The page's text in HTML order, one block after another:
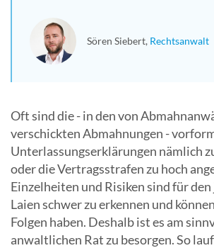
Sören Siebert Rechtsanwalt
Oft sind die - in den von
verschickten Abmahnungen -
Unterlassungserklärungen nämlich
oder die Vertragsstrafen zu hoch
Einzelheiten und Risiken sind für
Laien schwer zu erkennen und
Folgen haben. Deshalb ist es am
anwaltlichen Rat zu besorgen. So